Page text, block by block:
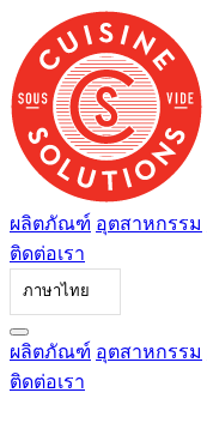
ไป
ที่
เนื้อหา
ผลิตภัณฑ์ อุตสาหกรรม
ติดต่อเรา
ภาษาไทย
ผลิตภัณฑ์ อุตสาหกรรม
ติดต่อเรา